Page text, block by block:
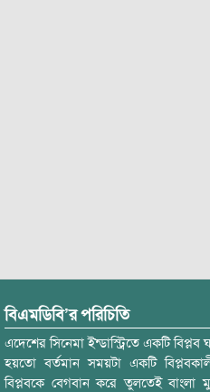
বিএমডিবি’র পরিচিতি
এদেশের সিনেমা ইন্ডাস্ট্রিতে একটি বিপ্লব
হয়তো বর্তমান সময়টা একটি
বিপ্লবকে বেগবান করে তুলতেই বাংলা